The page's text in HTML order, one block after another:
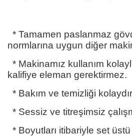
* Tamamen paslanmaz
normlarına uygun diğer
* Makinamız kullanım
kalifiye eleman gerektirmez.
* Bakım ve temizliği
* Sessiz ve titreşimsiz
* Boyutları itibariyle set